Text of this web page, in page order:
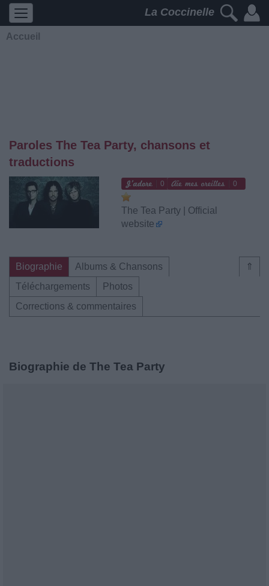
La Coccinelle
Accueil
Paroles The Tea Party, chansons et
traductions
0 0
The Tea Party | Official
website
⇑
Biographie
Albums & Chansons
Téléchargements
Photos
Corrections & commentaires
Biographie de The Tea Party